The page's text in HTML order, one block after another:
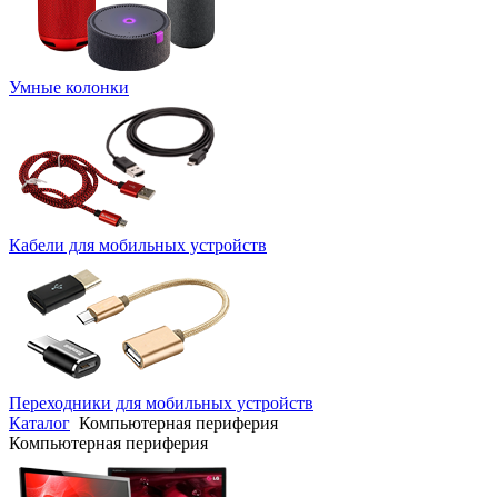
Умные колонки
Кабели для мобильных устройств
Переходники для мобильных устройств
Каталог Компьютерная периферия
Компьютерная периферия